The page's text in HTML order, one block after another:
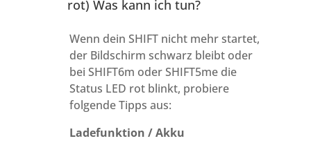
rot) Was kann ich tun?
Wenn dein SHIFT nicht mehr startet,
der Bildschirm schwarz bleibt oder
bei SHIFT6m oder SHIFT5me die
Status LED rot blinkt, probiere
folgende Tipps aus:
Ladefunktion / Akku